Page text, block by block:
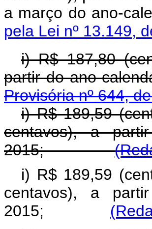
a março do
pela Lei nº 13.149,
i) R$ 187,80
partir do ano-
Provisória nº 644,
i) R$ 189,59
centavos), a
2015;
i) R$ 189,59
centavos), a
2015;